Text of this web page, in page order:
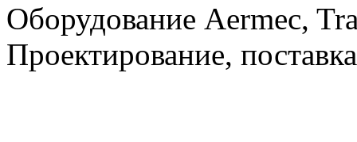
Оборудование Aermec,
Проектирование,